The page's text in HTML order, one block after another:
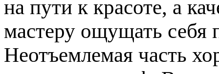
на пути к красоте, а
мастеру ощущать себя
Неотъемлемая часть